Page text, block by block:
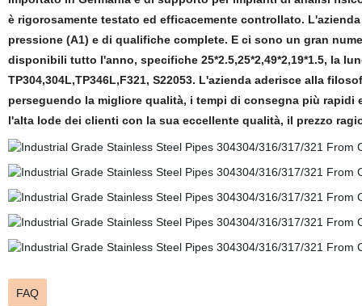
è rigorosamente testato ed efficacemente controllato.
pressione (A1) e di qualifiche complete. E ci sono un gran
disponibili tutto l'anno, specifiche 25*2.5,25*2,49*2,19*1.5, la
TP304,304L,TP346L,F321, S22053. L'azienda aderisce alla
perseguendo la migliore qualità, i tempi di consegna più
l'alta lode dei clienti con la sua eccellente qualità, il prezzo
FAQ